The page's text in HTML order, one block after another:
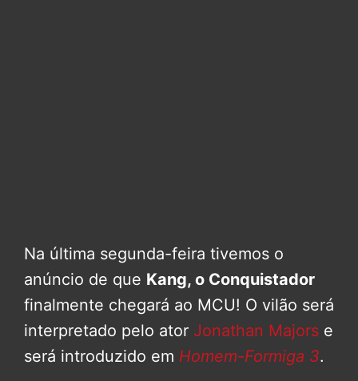
Na última segunda-feira tivemos o
anúncio de que Kang, o Conquistador
finalmente chegará ao MCU! O vilão será
interpretado pelo ator Jonathan Majors e
será introduzido em Homem-Formiga 3.